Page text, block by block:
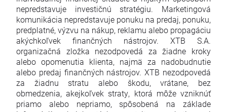
nepredstavuje investičnú stratégiu. Marketingová
komunikácia nepredstavuje ponuku na predaj, ponuku,
predplatné, výzvu na nákup, reklamu alebo propagáciu
akýchkoľvek finančných nástrojov. XTB S.A.
organizačná zložka nezodpovedá za žiadne kroky
alebo opomenutia klienta, najmä za nadobudnutie
alebo predaj finančných nástrojov. XTB nezodpovedá
za žiadnu stratu alebo škodu, vrátane, bez
obmedzenia, akejkoľvek straty, ktorá môže vzniknúť
priamo alebo nepriamo, spôsobená na základe